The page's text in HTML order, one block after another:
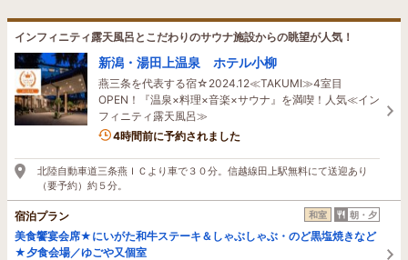
インフィニティ露天風呂とこだわりのサウナ施設からの眺望が人気！
新潟・湯田上温泉 ホテル小柳
燕三条を代表する宿☆2024.12≪TAKUMI≫4室目
OPEN！『温泉×料理×音楽×サウナ』を満喫！人気≪イン
フィニティ露天風呂≫
5名がこの宿を見ています
4時間前に予約されました
北陸自動車道三条燕ＩＣより車で３０分。信越線田上駅無料にて送迎あり
（要予約）約５分。
宿泊プラン 和室 朝・夕
美食饗宴会席★にいがた和牛ステーキ＆しゃぶしゃぶ・のど黒塩焼きなど
★夕食会場／ゆごや又個室